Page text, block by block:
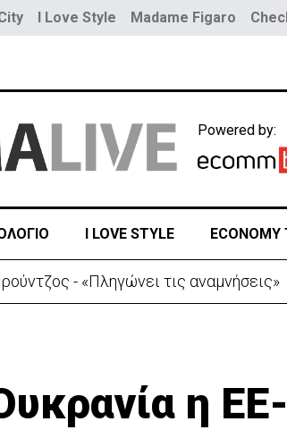
I Love Style Madame Figaro
Powered by:
I LOVE STYLE ECONOMY
Τουρκίας, Πακιστάν-«Μόνο στα χαρτιά»
η ΕΕ-